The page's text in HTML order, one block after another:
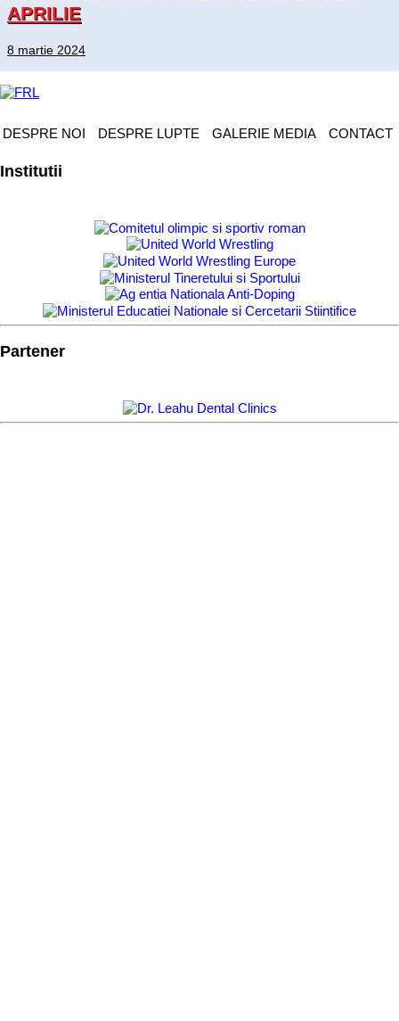
APRILIE
8 martie 2024
DESPRE NOI DESPRE LUPTE GALERIE MEDIA CONTACT
Institutii
Partener